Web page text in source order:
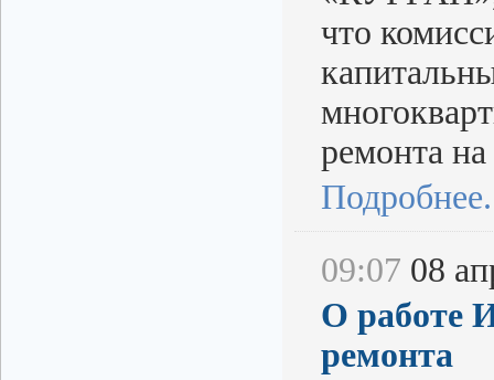
что
ремонта
09:07 08
О работе
ремонта